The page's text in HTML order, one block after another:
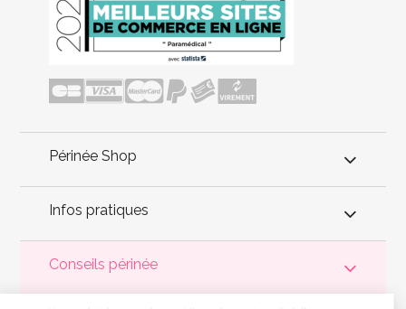
Périnée Shop
Infos pratiques
Conseils périnée